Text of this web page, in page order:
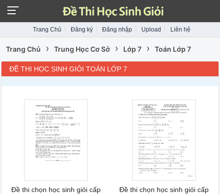
Trang Chủ Đăng ký Đăng nhập Upload Liên hệ
Trang Chủ › Trung Học Cơ Sở › Lớp 7 › Toán Lớp 7
ĐỀ THI HỌC SINH GIỎI TOÁN LỚP 7
Đề thi chọn học sinh giỏi cấp
Đề thi chọn học sinh giỏi cấp